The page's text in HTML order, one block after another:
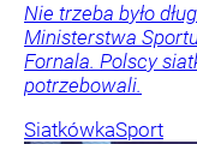
Nie trzeba było
Ministerstwa
Fornala. Polscy
potrzebowali.
SiatkówkaSport